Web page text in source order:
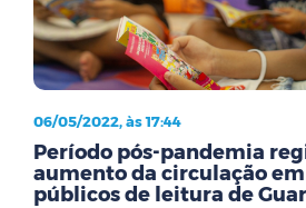
06/05/2022, às 17:44
Período pós-pandemia
aumento da circulação em
públicos de leitura de